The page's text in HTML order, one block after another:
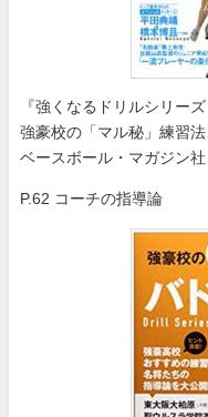
『強くなるドリルシリー
強豪校の「マル秘」練習
ベースボール・マガジン
P.62 コーチの指導論